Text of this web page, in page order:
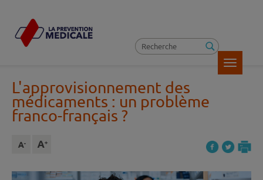
Toggle
L'approvisionnement des
médicaments : un problème
franco-français ?